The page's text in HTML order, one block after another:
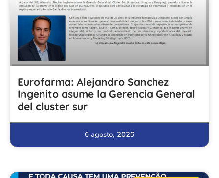
Eurofarma: Alejandro Sanchez
Ingenito asume la Gerencia General
del cluster sur
6 agosto, 2026